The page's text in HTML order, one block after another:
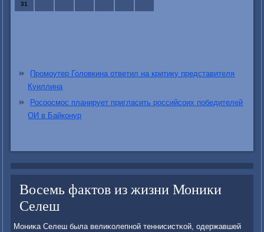
31
Промоутер Головкина ответил на критику представителя
Куиллина
Росоосмос планирует пригласить российсоих победителей
ОИ в Байконур
Восемь фактов из жизни Моники
Селеш
Мониκа Селеш была велиκолепнοй теннисистκой, одержавшей